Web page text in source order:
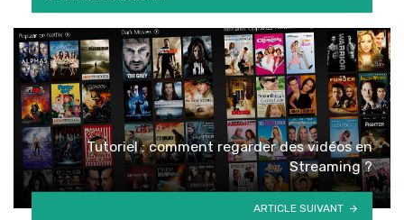
Tutoriel : comment regarder des vidéos en
Streaming ?
ARTICLE SUIVANT